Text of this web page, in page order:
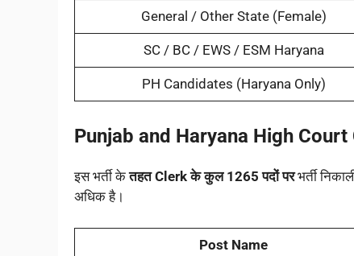
General / Other State (Female)
SC / BC / EWS / ESM Haryana
PH Candidates (Haryana Only)
Punjab and Haryana High
इस भर्ती केतहत Clerk के कुल 1265 पदों परभर्ती
अधिक है।
Post Name